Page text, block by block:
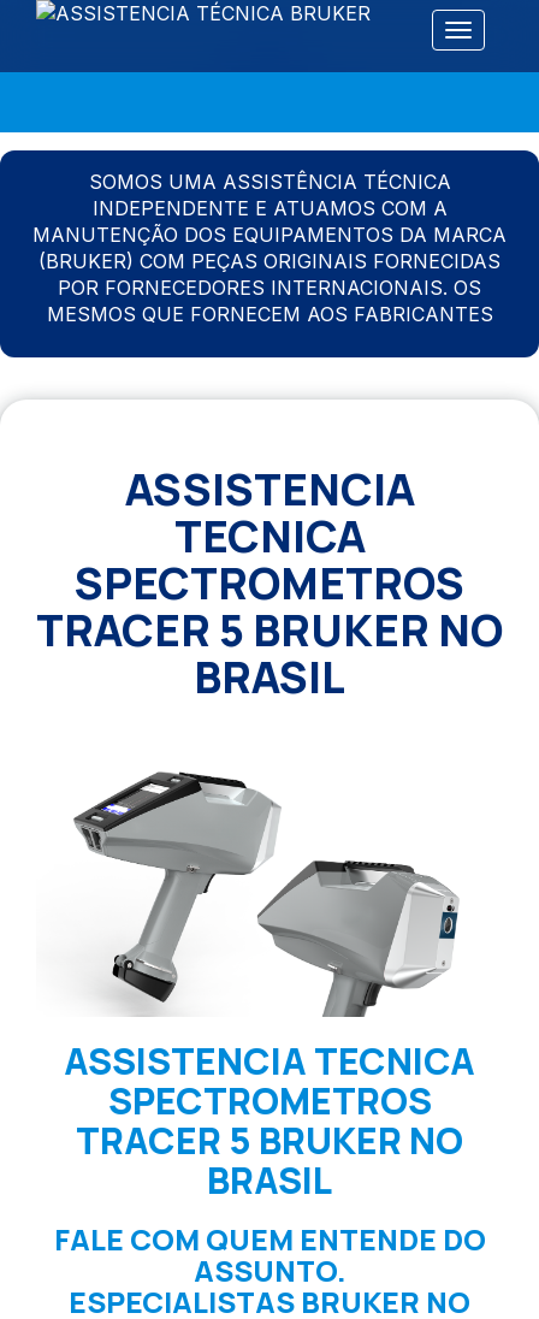
Alternar
SOMOS UMA ASSISTÊNCIA TÉCNICA
INDEPENDENTE E ATUAMOS COM A
MANUTENÇÃO DOS EQUIPAMENTOS DA MARCA
(BRUKER) COM PEÇAS ORIGINAIS FORNECIDAS
POR FORNECEDORES INTERNACIONAIS. OS
MESMOS QUE FORNECEM AOS FABRICANTES
ASSISTENCIA
TECNICA
SPECTROMETROS
TRACER 5 BRUKER NO
BRASIL
ASSISTENCIA TECNICA
SPECTROMETROS
TRACER 5 BRUKER NO
BRASIL
FALE COM QUEM ENTENDE DO
ASSUNTO.
ESPECIALISTAS BRUKER NO